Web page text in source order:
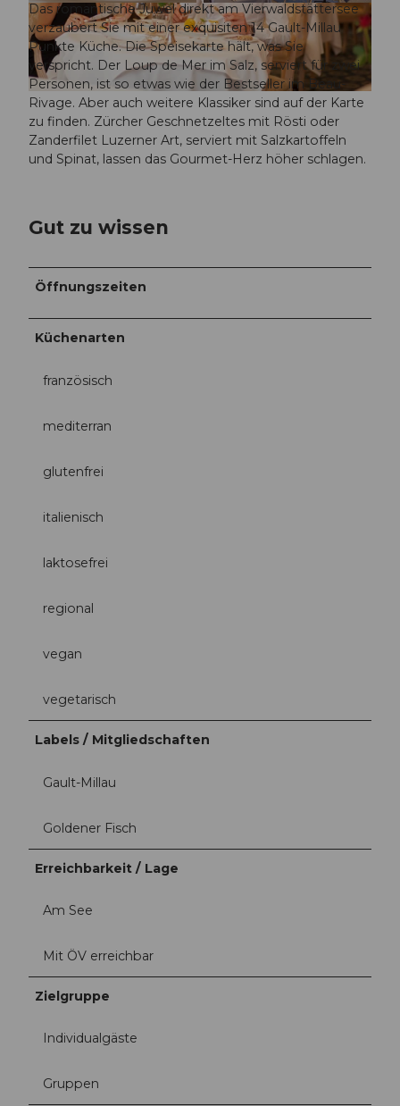
© Luzern Tourismus | CC-BY-NC-ND
© Hotel Beau Rivage |CC-BY-NC-ND © Hotel Beau Rivage | CC-BY-NC-ND
Das romantische Juwel direkt am Vierwaldstättersee
verzaubert Sie mit einer exquisiten 14 Gault-Millau
Punkte Küche. Die Speisekarte hält, was Sie
verspricht. Der Loup de Mer im Salz, serviert für zwei
Personen, ist so etwas wie der Bestseller im Beau-
Rivage. Aber auch weitere Klassiker sind auf der Karte
zu finden. Zürcher Geschnetzeltes mit Rösti oder
Zanderfilet Luzerner Art, serviert mit Salzkartoffeln
und Spinat, lassen das Gourmet-Herz höher schlagen.
Gut zu wissen
Öffnungszeiten
Küchenarten
französisch
mediterran
glutenfrei
italienisch
laktosefrei
regional
vegan
vegetarisch
Labels / Mitgliedschaften
Gault-Millau
Goldener Fisch
Erreichbarkeit / Lage
Am See
Mit ÖV erreichbar
Zielgruppe
Individualgäste
Gruppen